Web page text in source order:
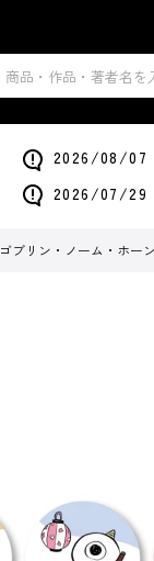
2026/08/07
2026/07/29
ゴブリン・ノーム・ホー